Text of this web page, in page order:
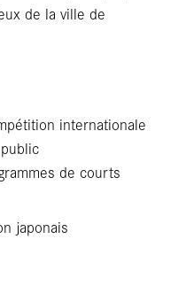
de la ville de
internationale
de courts
japonais